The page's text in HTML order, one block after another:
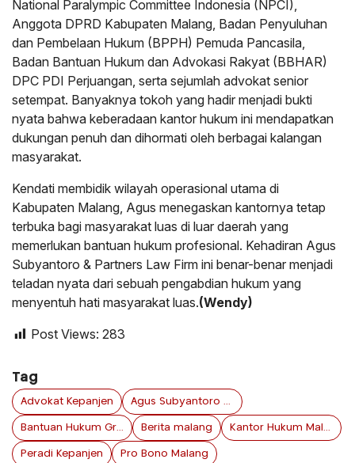
National Paralympic Committee Indonesia (NPCI),
Anggota DPRD Kabupaten Malang, Badan Penyuluhan
dan Pembelaan Hukum (BPPH) Pemuda Pancasila,
Badan Bantuan Hukum dan Advokasi Rakyat (BBHAR)
DPC PDI Perjuangan, serta sejumlah advokat senior
setempat. Banyaknya tokoh yang hadir menjadi bukti
nyata bahwa keberadaan kantor hukum ini mendapatkan
dukungan penuh dan dihormati oleh berbagai kalangan
masyarakat.
Kendati membidik wilayah operasional utama di
Kabupaten Malang, Agus menegaskan kantornya tetap
terbuka bagi masyarakat luas di luar daerah yang
memerlukan bantuan hukum profesional. Kehadiran Agus
Subyantoro & Partners Law Firm ini benar-benar menjadi
teladan nyata dari sebuah pengabdian hukum yang
menyentuh hati masyarakat luas.(Wendy)
Post Views: 283
Tag
Advokat Kepanjen Agus Subyantoro & Partners Law Firm
Bantuan Hukum Gratis Berita malang Kantor Hukum Malang
Peradi Kepanjen Pro Bono Malang